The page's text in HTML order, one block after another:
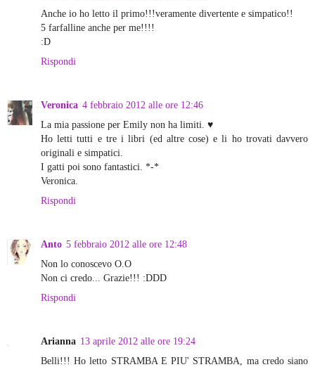
Anche io ho letto il primo!!!veramente divertente e simpatico!!
5 farfalline anche per me!!!!
:D
Rispondi
Veronica 4 febbraio 2012 alle ore 12:46
La mia passione per Emily non ha limiti. ♥
Ho letti tutti e tre i libri (ed altre cose) e li ho trovati davvero
originali e simpatici.
I gatti poi sono fantastici. *-*
Veronica.
Rispondi
Anto 5 febbraio 2012 alle ore 12:48
Non lo conoscevo O.O
Non ci credo... Grazie!!! :DDD
Rispondi
Arianna 13 aprile 2012 alle ore 19:24
Belli!!! Ho letto STRAMBA E PIU' STRAMBA, ma credo siano